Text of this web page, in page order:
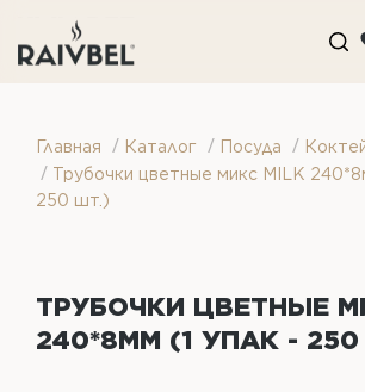
Главная / Каталог / Посуда /
/ Трубочки цветные микс MILK
250 шт.)
ТРУБОЧКИ ЦВЕТНЫЕ
240*8ММ (1 УПАК -